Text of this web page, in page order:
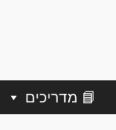
📘 מדריכים